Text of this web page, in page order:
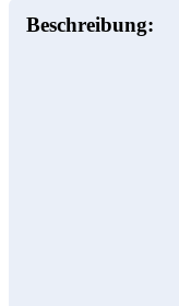
Beschreibung: